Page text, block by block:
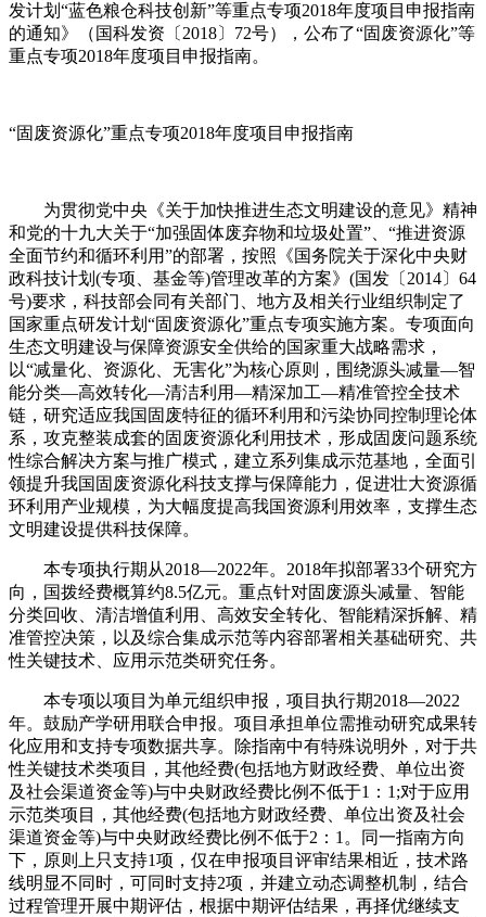
发计划“蓝色粮仓科技创新”等重点专项2018年度项目申报指南
的通知》（国科发资〔2018〕72号），公布了“固废资源化”等
重点专项2018年度项目申报指南。
“固废资源化”重点专项2018年度项目申报指南
为贯彻党中央《关于加快推进生态文明建设的意见》精神
和党的十九大关于“加强固体废弃物和垃圾处置”、“推进资源
全面节约和循环利用”的部署，按照《国务院关于深化中央财
政科技计划(专项、基金等)管理改革的方案》(国发〔2014〕64
号)要求，科技部会同有关部门、地方及相关行业组织制定了
国家重点研发计划“固废资源化”重点专项实施方案。专项面向
生态文明建设与保障资源安全供给的国家重大战略需求，
以“减量化、资源化、无害化”为核心原则，围绕源头减量—智
能分类—高效转化—清洁利用—精深加工—精准管控全技术
链，研究适应我国固废特征的循环利用和污染协同控制理论体
系，攻克整装成套的固废资源化利用技术，形成固废问题系统
性综合解决方案与推广模式，建立系列集成示范基地，全面引
领提升我国固废资源化科技支撑与保障能力，促进壮大资源循
环利用产业规模，为大幅度提高我国资源利用效率，支撑生态
文明建设提供科技保障。
本专项执行期从2018—2022年。2018年拟部署33个研究方
向，国拨经费概算约8.5亿元。重点针对固废源头减量、智能
分类回收、清洁增值利用、高效安全转化、智能精深拆解、精
准管控决策，以及综合集成示范等内容部署相关基础研究、共
性关键技术、应用示范类研究任务。
本专项以项目为单元组织申报，项目执行期2018—2022
年。鼓励产学研用联合申报。项目承担单位需推动研究成果转
化应用和支持专项数据共享。除指南中有特殊说明外，对于共
性关键技术类项目，其他经费(包括地方财政经费、单位出资
及社会渠道资金等)与中央财政经费比例不低于1：1;对于应用
示范类项目，其他经费(包括地方财政经费、单位出资及社会
渠道资金等)与中央财政经费比例不低于2：1。同一指南方向
下，原则上只支持1项，仅在申报项目评审结果相近，技术路
线明显不同时，可同时支持2项，并建立动态调整机制，结合
过程管理开展中期评估，根据中期评估结果，再择优继续支